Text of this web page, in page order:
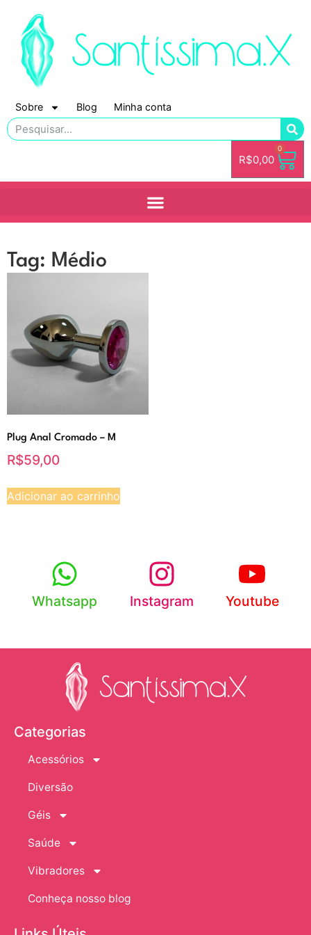
Sobre Blog Minha conta
R$0,00
0
Tag: Médio
Plug Anal Cromado – M
R$59,00
Adicionar ao carrinho
Whatsapp Instagram Youtube
Categorias
Acessórios
Diversão
Géis
Saúde
Vibradores
Conheça nosso blog